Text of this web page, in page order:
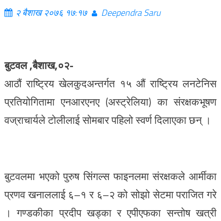
२ बैशाख २०७६ १७:१७ Deependra Saru
बुटवल ,बैशाख,०२-
आठौं राष्ट्रिय खेलकुदअन्तर्गत १५ औं राष्ट्रिय लनटेनिस
प्रतियोगितामा एनआरएनए (अस्ट्रेलिया) का संरक्षकभूषण
वज्राचार्यले टोलीलाई सोमबार पहिलो स्वर्ण दिलाएका छन् ।
बुटवलमा भएको पुरुष सिंगल्स फाइनलमा संरक्षकले आर्मीका
प्रणव खनाललाई ६–१ र ६–२ को सोझो सेटमा पराजित गरे
। गण्डकीका प्रदीप खड्का र एपीएफका सन्तोष खत्री